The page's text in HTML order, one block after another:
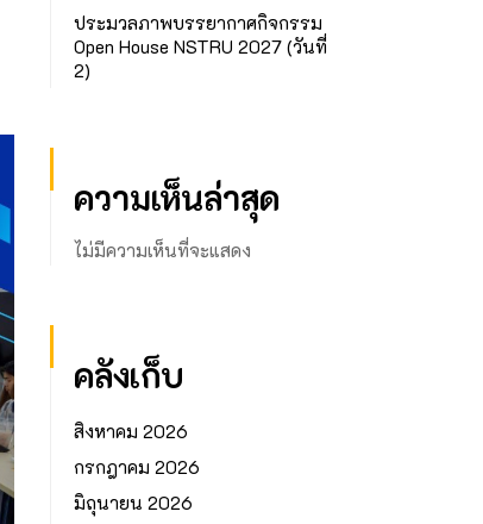
ประมวลภาพบรรยากาศกิจกรรม
Open House NSTRU 2027 (วันที่
2)
ความเห็นล่าสุด
ไม่มีความเห็นที่จะแสดง
คลังเก็บ
สิงหาคม 2026
กรกฎาคม 2026
มิถุนายน 2026